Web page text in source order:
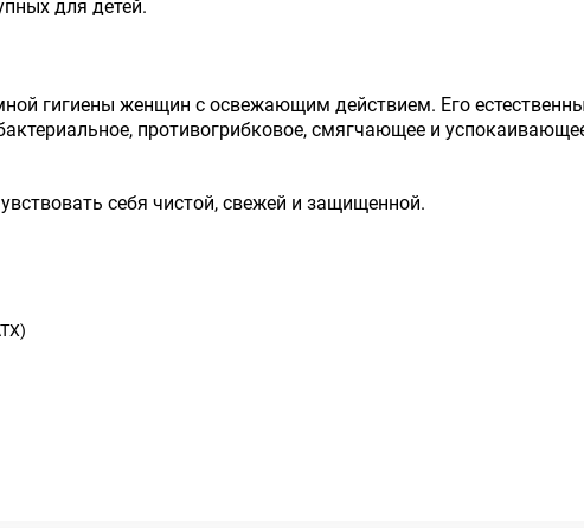
для детей.
гигиены женщин с освежающим действием. Его
противогрибковое, смягчающее и
себя чистой, свежей и защищенной.